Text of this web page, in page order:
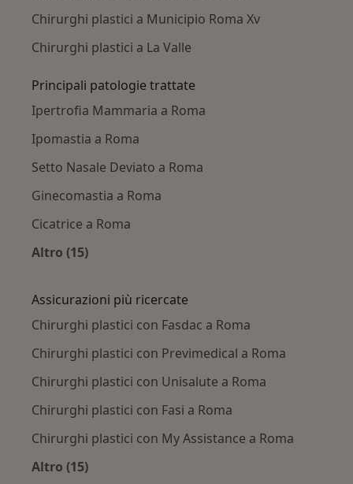
Chirurghi plastici a Municipio Roma Xv
Chirurghi plastici a La Valle
Principali patologie trattate
Ipertrofia Mammaria a Roma
Ipomastia a Roma
Setto Nasale Deviato a Roma
Ginecomastia a Roma
Cicatrice a Roma
Altro (15)
Assicurazioni più ricercate
Chirurghi plastici con Fasdac a Roma
Chirurghi plastici con Previmedical a Roma
Chirurghi plastici con Unisalute a Roma
Chirurghi plastici con Fasi a Roma
Chirurghi plastici con My Assistance a Roma
Altro (15)